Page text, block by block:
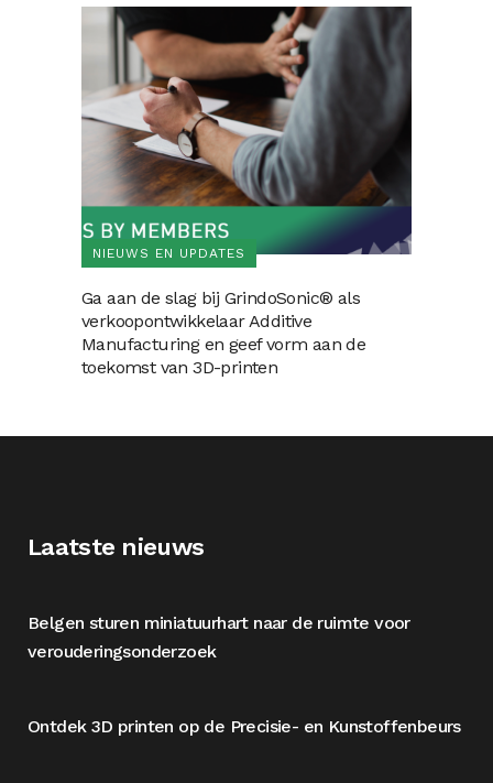
NIEUWS EN UPDATES
Ga aan de slag bij GrindoSonic® als
verkoopontwikkelaar Additive
Manufacturing en geef vorm aan de
toekomst van 3D-printen
Laatste nieuws
Belgen sturen miniatuurhart naar de ruimte voor
verouderingsonderzoek
Ontdek 3D printen op de Precisie- en Kunstoffenbeurs